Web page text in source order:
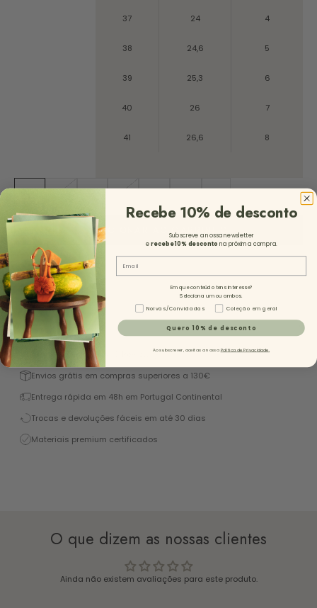
37 24 4
38 24,6 5
39 25,3 6
40 26 7
41 26,6 8
35 36 37 38 39 40 41
ADICIONAR AO CARRINHO
Descrição
Excelente 4,9/5 (+1450 Reviews)
Envios grátis em compras superiores a 130€
Entrega rápida em 48h em Portugal Continental
Trocas e devoluções fáceis em até 30 dias
Materiais premium certificados
O que dizem as nossas clientes
Ainda não existem avaliações para este produto.
Recebe 10% de desconto
Subscreve a nossa newsletter
erecebe 10% desconto na próxima compra.
Em que conteúdo tens interesse?
Seleciona um ou ambos.
Tipo de Conteúdo - NL
Noivas/Convidadas Coleção em geral
Quero 10% de desconto
Ao subscrever, aceitas a nossa Política de Privacidade.